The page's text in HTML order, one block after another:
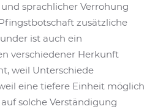
sprachlicher Verrohung
zusätzliche
ist auch ein
verschiedener Herkunft
weil Unterschiede
eine tiefere Einheit möglich
solche Verständigung